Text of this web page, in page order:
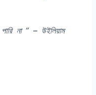
না ” – উইলিয়াম